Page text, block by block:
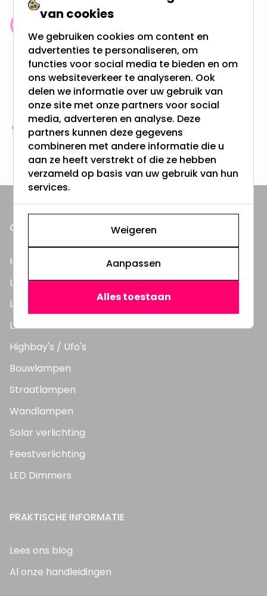
Klantenbeoordeling: 9.4/10
meer dan 100.000 klanten gingen u voor
Gratis verzending + snel geleverd
Vanaf EUR100,- naar NL & BE
& 100 dagen recht op retour
Altijd uit eigen voorraad
3000m2 - 60.000+ Producten
ONZE PRODUCTEN
Inbouwspots
LED Lampen
LED TL Buizen
LED Panelen
Highbay's / Ufo's
Bouwlampen
Straatlampen
Wandlampen
Solar verlichting
Feestverlichting
LED Dimmers
PRAKTISCHE INFORMATIE
Lees ons blog
Al onze handleidingen
van cookies
We gebruiken cookies om content en
advertenties te personaliseren, om
functies voor social media te bieden en om
ons websiteverkeer te analyseren. Ook
delen we informatie over uw gebruik van
onze site met onze partners voor social
media, adverteren en analyse. Deze
partners kunnen deze gegevens
combineren met andere informatie die u
aan ze heeft verstrekt of die ze hebben
verzameld op basis van uw gebruik van hun
services.
Weigeren
Aanpassen
Alles toestaan